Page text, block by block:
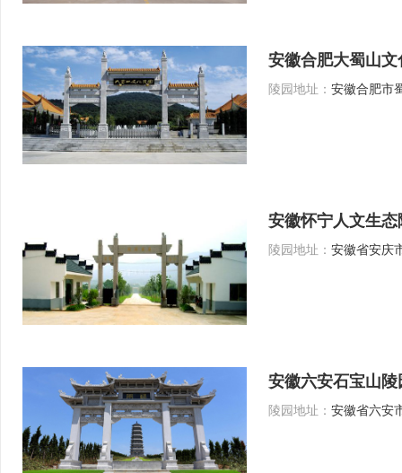
安徽合肥大蜀山文
陵园地址： 安徽合肥市
安徽怀宁人文生态
陵园地址： 安徽省安庆
安徽六安石宝山陵
陵园地址： 安徽省六安